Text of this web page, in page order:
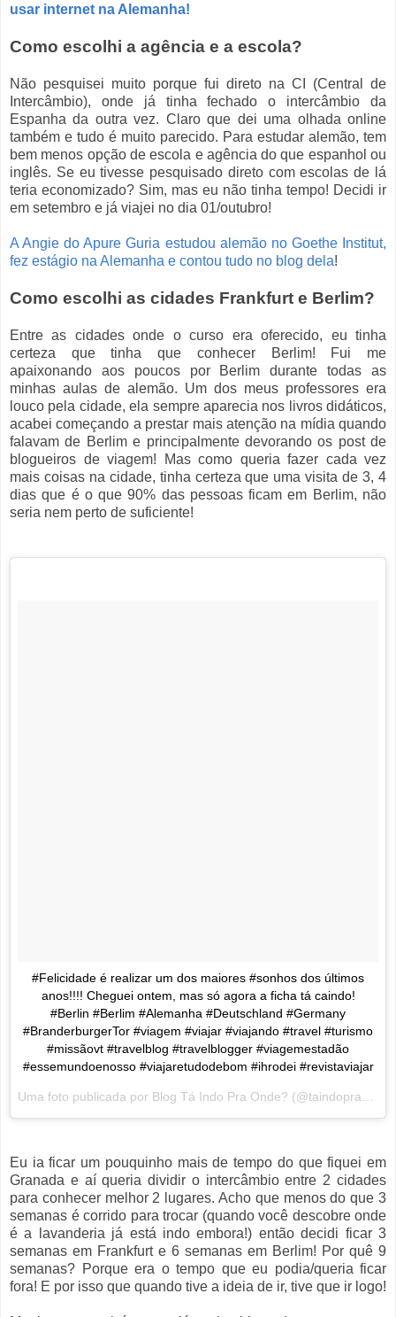
usar internet na Alemanha!
Como escolhi a agência e a escola?
Não pesquisei muito porque fui direto na CI (Central de
Intercâmbio), onde já tinha fechado o intercâmbio da
Espanha da outra vez. Claro que dei uma olhada online
também e tudo é muito parecido. Para estudar alemão, tem
bem menos opção de escola e agência do que espanhol ou
inglês. Se eu tivesse pesquisado direto com escolas de lá
teria economizado? Sim, mas eu não tinha tempo! Decidi ir
em setembro e já viajei no dia 01/outubro!
A Angie do Apure Guria estudou alemão no Goethe Institut,
fez estágio na Alemanha e contou tudo no blog dela!
Como escolhi as cidades Frankfurt e Berlim?
Entre as cidades onde o curso era oferecido, eu tinha
certeza que tinha que conhecer Berlim! Fui me
apaixonando aos poucos por Berlim durante todas as
minhas aulas de alemão. Um dos meus professores era
louco pela cidade, ela sempre aparecia nos livros didáticos,
acabei começando a prestar mais atenção na mídia quando
falavam de Berlim e principalmente devorando os post de
blogueiros de viagem! Mas como queria fazer cada vez
mais coisas na cidade, tinha certeza que uma visita de 3, 4
dias que é o que 90% das pessoas ficam em Berlim, não
seria nem perto de suficiente!
#Felicidade é realizar um dos maiores #sonhos dos últimos
anos!!!! Cheguei ontem, mas só agora a ficha tá caindo!
#Berlin #Berlim #Alemanha #Deutschland #Germany
#BranderburgerTor #viagem #viajar #viajando #travel #turismo
#missãovt #travelblog #travelblogger #viagemestadão
#essemundoenosso #viajaretudodebom #ihrodei #revistaviajar
Eu ia ficar um pouquinho mais de tempo do que fiquei em
Granada e aí queria dividir o intercâmbio entre 2 cidades
para conhecer melhor 2 lugares. Acho que menos do que 3
semanas é corrido para trocar (quando você descobre onde
é a lavanderia já está indo embora!) então decidi ficar 3
semanas em Frankfurt e 6 semanas em Berlim! Por quê 9
semanas? Porque era o tempo que eu podia/queria ficar
fora! E por isso que quando tive a ideia de ir, tive que ir logo!